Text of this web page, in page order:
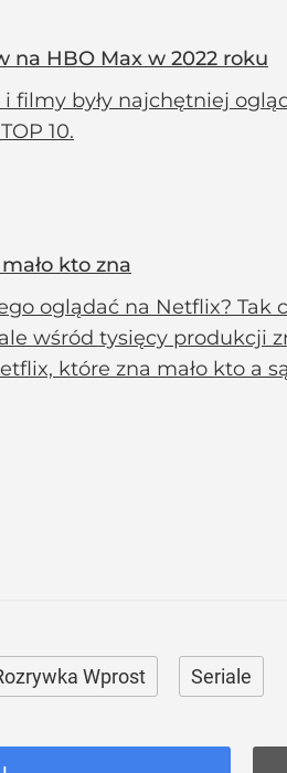
na HBO Max w 2022 roku
filmy były najchętniej
10.
kto zna
oglądać na Netflix?
ale wśród tysięcy produkcji
które zna mało kto a
Wprost Seriale